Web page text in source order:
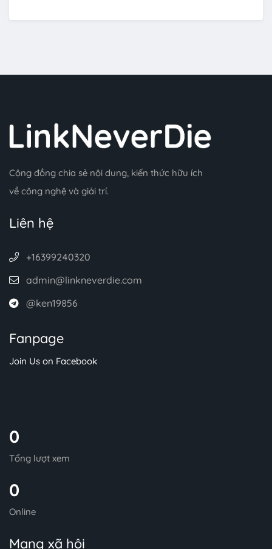
Cộng đồng chia sẻ nội dung, kiến thức hữu ích
về công nghệ và giải trí.
Liên hệ
+16399240320
admin@linkneverdie.com
@ken19856
Fanpage
Join Us on Facebook
0
Tổng lượt xem
0
Online
Mạng xã hội